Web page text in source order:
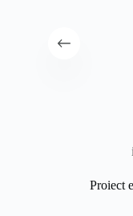
Proiect